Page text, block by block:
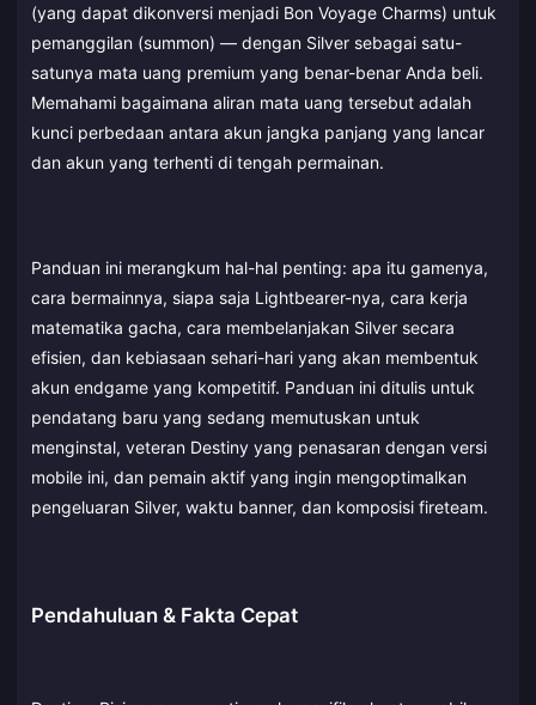
(yang dapat dikonversi menjadi Bon Voyage Charms) untuk
pemanggilan (summon) — dengan Silver sebagai satu-
satunya mata uang premium yang benar-benar Anda beli.
Memahami bagaimana aliran mata uang tersebut adalah
kunci perbedaan antara akun jangka panjang yang lancar
dan akun yang terhenti di tengah permainan.
Panduan ini merangkum hal-hal penting: apa itu gamenya,
cara bermainnya, siapa saja Lightbearer-nya, cara kerja
matematika gacha, cara membelanjakan Silver secara
efisien, dan kebiasaan sehari-hari yang akan membentuk
akun endgame yang kompetitif. Panduan ini ditulis untuk
pendatang baru yang sedang memutuskan untuk
menginstal, veteran Destiny yang penasaran dengan versi
mobile ini, dan pemain aktif yang ingin mengoptimalkan
pengeluaran Silver, waktu banner, dan komposisi fireteam.
Pendahuluan & Fakta Cepat